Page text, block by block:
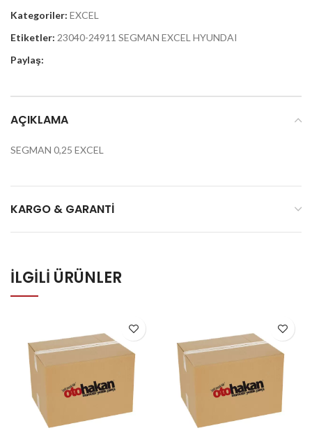
Kategoriler: EXCEL
Etiketler: 23040-24911 SEGMAN EXCEL HYUNDAI
Paylaş:
AÇIKLAMA
SEGMAN 0,25 EXCEL
KARGO & GARANTI
İLGILI ÜRÜNLER